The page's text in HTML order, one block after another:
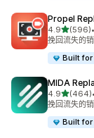
Propel
4.9星（满分
(596)
总共 596 条•
挽回流失的
Built
MIDA
4.9星（满分
(464)
总共 464 条 •
挽回流失的
Built